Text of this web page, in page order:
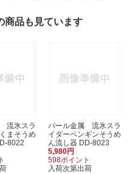
商品も見ています
流氷スラ
まそうめ
8022
パール金属 流氷スラ
イダーペンギンそうめ
ん流し器 DD-8023
5,980円
598ポイント
入荷次第出荷